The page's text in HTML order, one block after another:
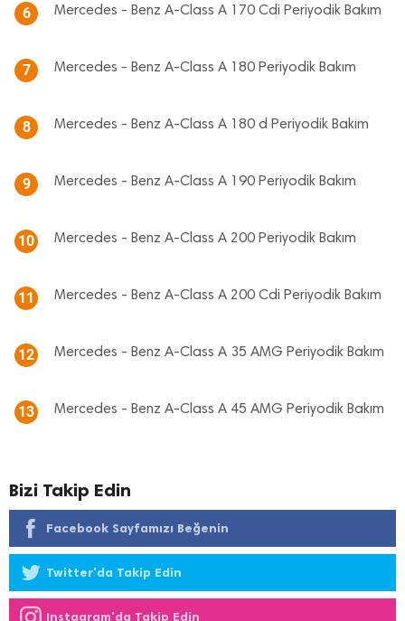
6 Mercedes - Benz A-Class A 170 Cdi Periyodik Bakım
7 Mercedes - Benz A-Class A 180 Periyodik Bakım
8 Mercedes - Benz A-Class A 180 d Periyodik Bakım
9 Mercedes - Benz A-Class A 190 Periyodik Bakım
10 Mercedes - Benz A-Class A 200 Periyodik Bakım
11 Mercedes - Benz A-Class A 200 Cdi Periyodik Bakım
12 Mercedes - Benz A-Class A 35 AMG Periyodik Bakım
13 Mercedes - Benz A-Class A 45 AMG Periyodik Bakım
Bizi Takip Edin
Facebook Sayfamızı Beğenin
Twitter'da Takip Edin
Instagram'da Takip Edin